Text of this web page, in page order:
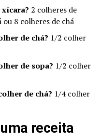
2 colheres de
ou 8 colheres de chá
de chá? 1/2 colher
de sopa? 1/2 colher
de chá? 1/4 colher
receita